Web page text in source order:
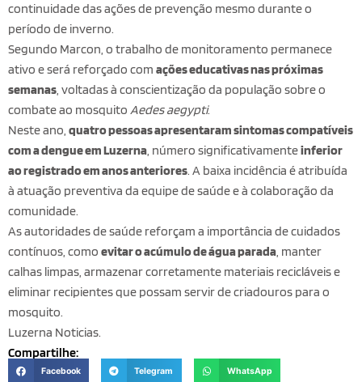
continuidade das ações de prevenção mesmo durante o
período de inverno.
Segundo Marcon, o trabalho de monitoramento permanece
ativo e será reforçado com ações educativas nas próximas
semanas, voltadas à conscientização da população sobre o
combate ao mosquito Aedes aegypti.
Neste ano, quatro pessoas apresentaram sintomas compatíveis
com a dengue em Luzerna, número significativamenteinferior
ao registrado em anos anteriores. A baixa incidência é atribuída
à atuação preventiva da equipe de saúde e à colaboração da
comunidade.
As autoridades de saúde reforçam a importância de cuidados
contínuos, como evitar o acúmulo de água parada, manter
calhas limpas, armazenar corretamente materiais recicláveis e
eliminar recipientes que possam servir de criadouros para o
mosquito.
Luzerna Noticias.
Compartilhe:
Facebook Telegram WhatsApp